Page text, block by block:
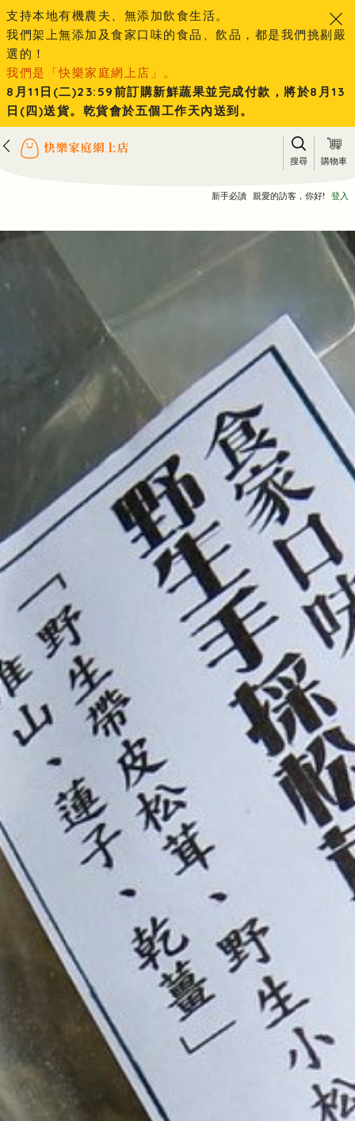
支持本地有機農夫、無添加飲食生活。
我們架上無添加及食家口味的食品、飲品，都是我們挑剔嚴
選的！
我們是「快樂家庭網上店」。
8月11日(二)23:59前訂購新鮮蔬果並完成付款，將於8月13
日(四)送貨。乾貨會於五個工作天內送到。
搜尋 購物車
新手必讀 親愛的訪客，你好! 登入